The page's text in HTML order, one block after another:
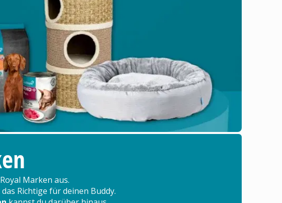
Marken aus.
Richtige für deinen Buddy.